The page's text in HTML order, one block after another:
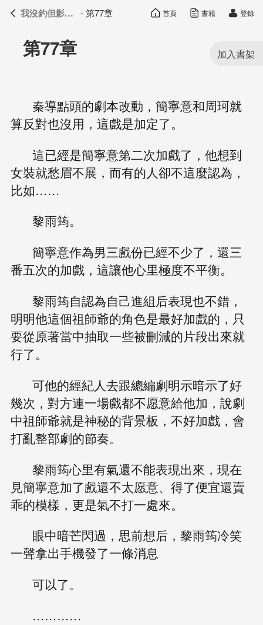
我沒釣但影帝真香了 目錄
第77章
秦導點頭的劇本改動，簡寧意和周珂就
算反對也沒用，這戲是加定了。
這已經是簡寧意第二次加戲了，他想到
女裝就愁眉不展，而有的人卻不這麼認為，
比如……
黎雨筠。
簡寧意作為男三戲份已經不少了，還三
番五次的加戲，這讓他心里極度不平衡。
黎雨筠自認為自己進組后表現也不錯，
明明他這個祖師爺的角色是最好加戲的，只
要從原著當中抽取一些被刪減的片段出來就
行了。
可他的經紀人去跟總編劇明示暗示了好
幾次，對方連一場戲都不愿意給他加，說劇
中祖師爺就是神秘的背景板，不好加戲，會
打亂整部劇的節奏。
黎雨筠心里有氣還不能表現出來，現在
見簡寧意加了戲還不太愿意、得了便宜還賣
乖的模樣，更是氣不打一處來。
眼中暗芒閃過，思前想后，黎雨筠冷笑
一聲拿出手機發了一條消息
可以了。
…………
我沒釣但影帝真香了 - 第77章 首頁 書籍 登錄